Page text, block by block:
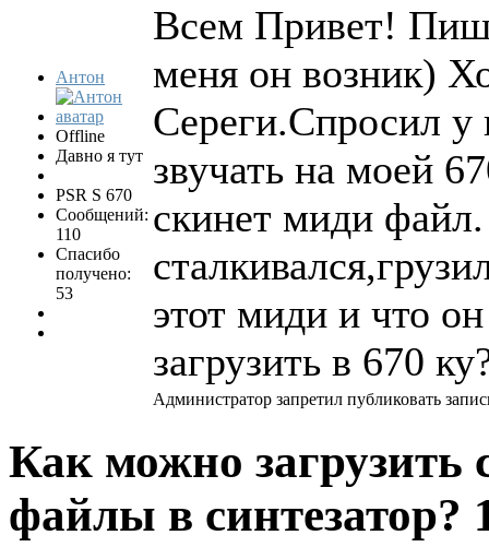
Антон
Offline
Давно я тут
PSR S 670
Сообщений:
110
Спасибо
получено:
53
Всем Привет!
меня он возник)
Сереги.Спросил у
звучать на моей
скинет миди
этот миди и что
загрузить в 670
Администратор запретил публиковать
Как можно загрузить
файлы в синтезатор?